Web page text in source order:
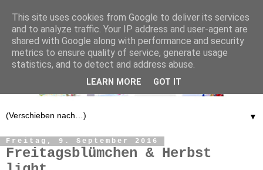
▼
Freitag, 9. September 2016
Freitagsblümchen & Herbst
This site uses cookies from Google to deliver its services
and to analyze traffic. Your IP address and user-agent are
shared with Google along with performance and security
metrics to ensure quality of service, generate usage
statistics, and to detect and address abuse.
LEARN MORE GOT IT